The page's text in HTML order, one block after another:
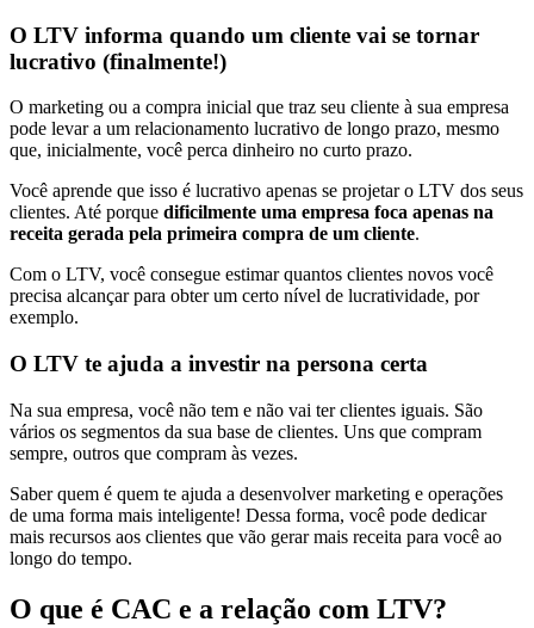
O LTV informa quando um cliente vai se tornar
lucrativo (finalmente!)
O marketing ou a compra inicial que traz seu cliente à sua empresa
pode levar a um relacionamento lucrativo de longo prazo, mesmo
que, inicialmente, você perca dinheiro no curto prazo.
Você aprende que isso é lucrativo apenas se projetar o LTV dos seus
clientes. Até porque dificilmente uma empresa foca apenas na
receita gerada pela primeira compra de um cliente.
Com o LTV, você consegue estimar quantos clientes novos você
precisa alcançar para obter um certo nível de lucratividade, por
exemplo.
O LTV te ajuda a investir na persona certa
Na sua empresa, você não tem e não vai ter clientes iguais. São
vários os segmentos da sua base de clientes. Uns que compram
sempre, outros que compram às vezes.
Saber quem é quem te ajuda a desenvolver marketing e operações
de uma forma mais inteligente! Dessa forma, você pode dedicar
mais recursos aos clientes que vão gerar mais receita para você ao
longo do tempo.
O que é CAC e a relação com LTV?